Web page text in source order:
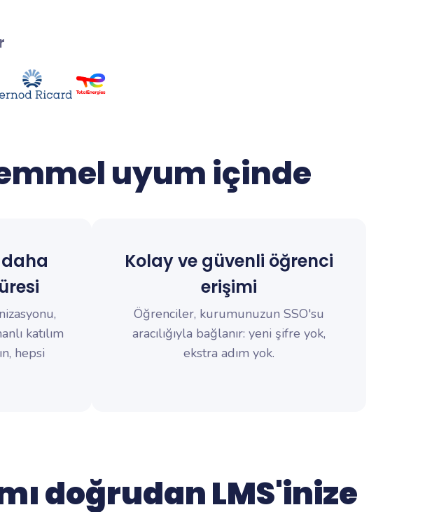
uyum içinde
katılım
hepsi
Kolay ve güvenli öğrenci
erişimi
Öğrenciler, kurumunuzun SSO'su
aracılığıyla bağlanır: yeni şifre yok,
ekstra adım yok.
doğrudan LMS'inize